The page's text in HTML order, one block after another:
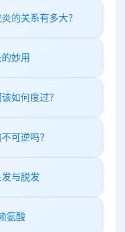
的关系有多大？
妙用
如何度过？
可逆吗？
与脱发
氨酸